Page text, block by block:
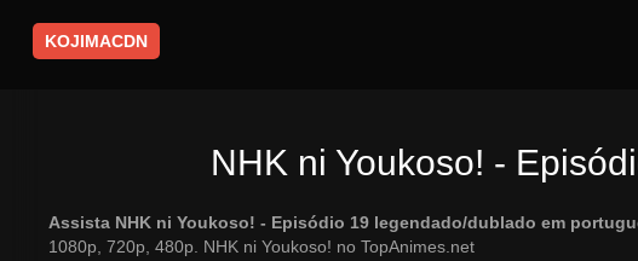
KOJIMACDN
NHK ni Youkoso! -
Assista NHK ni Youkoso! - Episódio 19 legendado/dublado em
1080p, 720p, 480p. NHK ni Youkoso! no TopAnimes.net